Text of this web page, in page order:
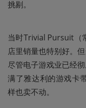
挑剔。
当时Trivial Pursuit（
店里销量也特别好。
尽管电子游戏业已经
满了雅达利的游戏卡
样也卖不动。